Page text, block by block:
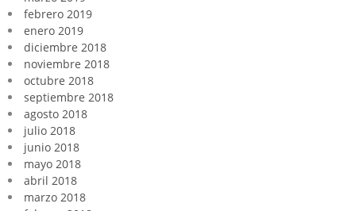
febrero 2019
enero 2019
diciembre 2018
noviembre 2018
octubre 2018
septiembre 2018
agosto 2018
julio 2018
junio 2018
mayo 2018
abril 2018
marzo 2018